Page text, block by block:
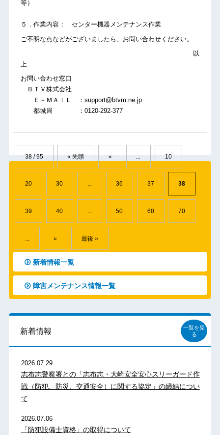
等）
５．作業内容： センター機器メンテナンス作業
ご不明な点などがございましたら、お問い合わせください。
以
上
お問い合わせ窓口
ＢＴＶ株式会社
Ｅ－ＭＡＩＬ ：support@btvm.ne.jp
都城局 ：0120-292-377
38 / 95 « 先頭 « 10
20 30 ... 36 37 38
39 40 ... 50 60 70
» 最後 »
新着情報一覧
障害メンテナンス情報一覧
新着情報
一覧を見
る
2026.07.29
志布志警察署との「志布志・大崎安全安心スリーガード作
戦（防犯、防災、交通安全）に関する協定」の締結につい
て
2026.07.06
「防犯設備士資格」の取得について